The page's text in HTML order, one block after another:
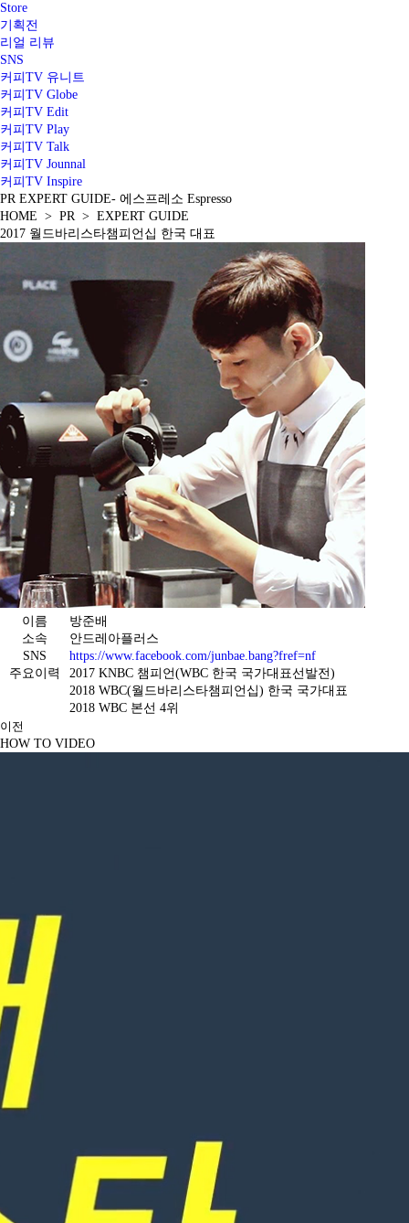
Store
기획전
리얼 리뷰
SNS
커피TV 유니트
커피TV Globe
커피TV Edit
커피TV Play
커피TV Talk
커피TV Jounnal
커피TV Inspire
PREXPERT GUIDE- 에스프레소 Espresso
HOME > PR > EXPERT GUIDE
2017 월드바리스타챔피언십 한국 대표
이름
방준배
소속
안드레아플러스
SNS
https://www.facebook.com/junbae.bang?fref=nf
주요이력
2017 KNBC 챔피언(WBC 한국 국가대표선발전)
2018 WBC(월드바리스타챔피언십) 한국 국가대표
2018 WBC 본선 4위
이전
HOW TO VIDEO